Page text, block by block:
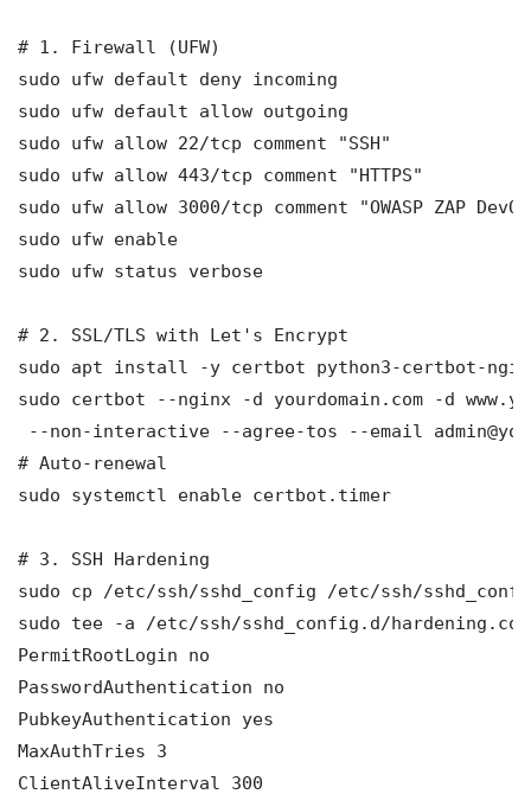
# 1. Firewall (UFW)
sudo ufw default deny incoming
sudo ufw default allow outgoing
sudo ufw allow 22/tcp comment "SSH"
sudo ufw allow 443/tcp comment "HTTPS"
sudo ufw allow 3000/tcp comment "OWASP ZAP
sudo ufw enable
sudo ufw status verbose
# 2. SSL/TLS with Let's Encrypt
sudo apt install -y certbot python3-certbot-
sudo certbot --nginx -d yourdomain.com -d
--non-interactive --agree-tos --email
# Auto-renewal
sudo systemctl enable certbot.timer
# 3. SSH Hardening
sudo cp /etc/ssh/sshd_config /etc/ssh/
sudo tee -a /etc/ssh/sshd_config.d/
PermitRootLogin no
PasswordAuthentication no
PubkeyAuthentication yes
MaxAuthTries 3
ClientAliveInterval 300